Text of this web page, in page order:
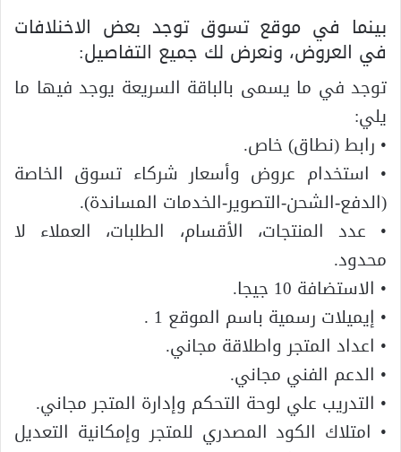
بينما في موقع تسوق توجد بعض الاخنلافات
في العروض، ونعرض لك جميع التفاصيل:
توجد في ما يسمى بالباقة السريعة يوجد فيها ما
يلي:
• رابط (نطاق) خاص.
• استخدام عروض وأسعار شركاء تسوق الخاصة
(الدفع-الشحن-التصوير-الخدمات المساندة).
• عدد المنتجات، الأقسام، الطلبات، العملاء لا
محدود.
• الاستضافة 10 جيجا.
• إيميلات رسمية باسم الموقع 1 .
• اعداد المتجر واطلاقة مجاني.
• الدعم الفني مجاني.
• التدريب علي لوحة التحكم وإدارة المتجر مجاني.
• امتلاك الكود المصدري للمتجر وإمكانية التعديل